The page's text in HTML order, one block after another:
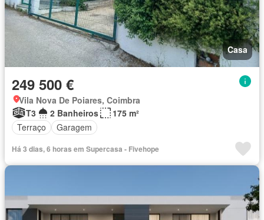
Casa
249 500 €
Vila Nova De Poiares, Coimbra
T3
2 Banheiros
175 m²
Terraço
Garagem
Há 3 dias, 6 horas em Supercasa - Fivehope